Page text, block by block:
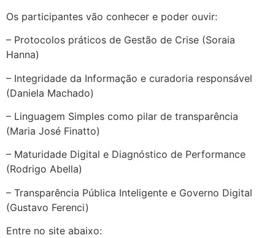
Os participantes vão conhecer e poder ouvir:
– Protocolos práticos de Gestão de Crise (Soraia
Hanna)
– Integridade da Informação e curadoria responsável
(Daniela Machado)
– Linguagem Simples como pilar de transparência
(Maria José Finatto)
– Maturidade Digital e Diagnóstico de Performance
(Rodrigo Abella)
– Transparência Pública Inteligente e Governo Digital
(Gustavo Ferenci)
Entre no site abaixo: